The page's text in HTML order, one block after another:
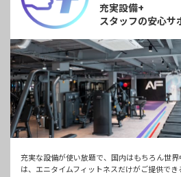
充実設備+
スタッフの安心サ
充実な設備が使い放題で、国内はもちろん世
は、エニタイムフィットネスだけがご提供で